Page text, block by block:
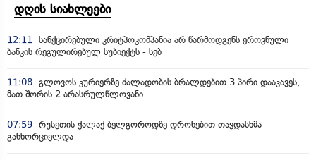
დღის სიახლეები
12:11
სანქცირებული კრიტპოკომპანია არ წარმოდგენს ეროვნული
ბანკის რეგულირებულ სუბიექტს - სებ
11:08 გლოვოს კურიერზე ძალადობის ბრალდებით 3 პირი დააკავეს,
მათ შორის 2 არასრულწლოვანი
07:59 რუსეთის ქალაქ ბელგოროდზე დრონებით თავდასხმა
განხორციელდა